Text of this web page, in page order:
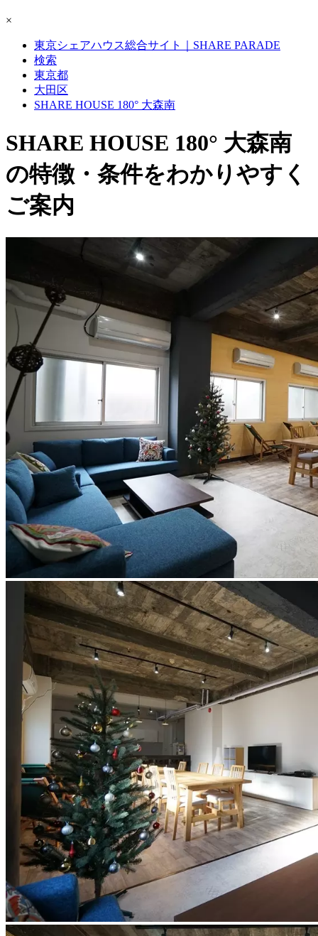
×
東京シェアハウス総合サイト｜SHARE PARADE
検索
東京都
大田区
SHARE HOUSE 180° 大森南
SHARE HOUSE 180° 大森南
の特徴・条件をわかりやすく
ご案内